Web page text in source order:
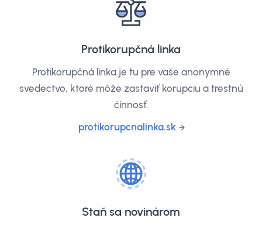
Protikorupčná linka
Protikorupčná linka je tu pre vaše anonymné
svedectvo, ktoré môže zastaviť korupciu a trestnú
činnosť.
protikorupcnalinka.sk
Staň sa novinárom